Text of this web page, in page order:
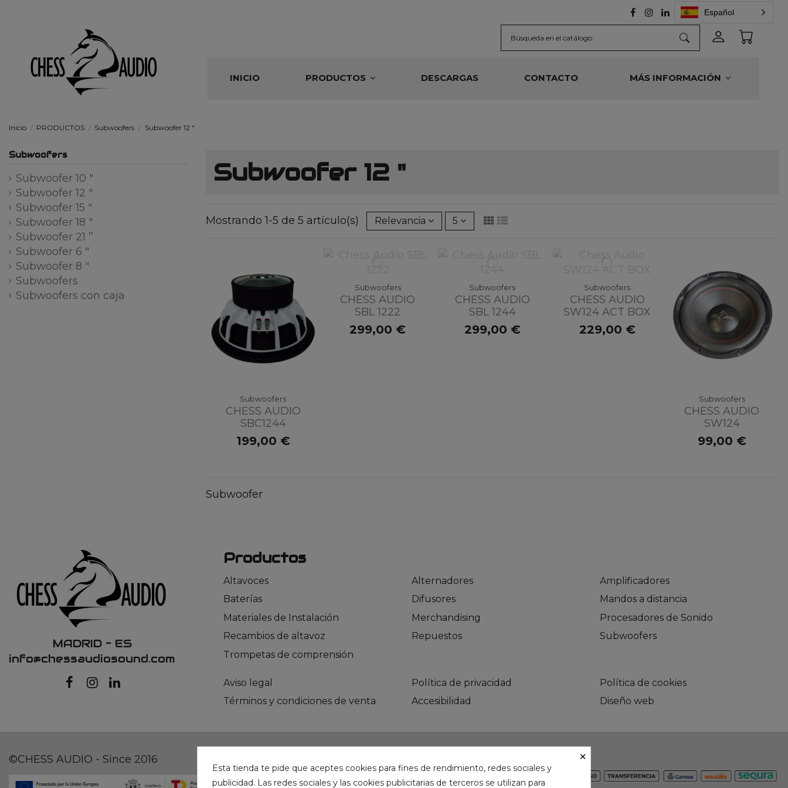
Español
INICIO PRODUCTOS DESCARGAS CONTACTO MÁS INFORMACIÓN
Inicio PRODUCTOS Subwoofers Subwoofer 12 "
Subwoofer 12 "
Mostrando 1-5 de 5 artículo(s) Relevancia 5
Subwoofers
CHESS AUDIO
SBC1244
199,00 €
Subwoofers
CHESS AUDIO
SBL 1222
299,00 €
Subwoofers
CHESS AUDIO
SBL 1244
299,00 €
Subwoofers
CHESS AUDIO
SW124 ACT BOX
229,00 €
Subwoofers
CHESS AUDIO
SW124
99,00 €
Subwoofer
Subwoofers
Subwoofer 10 "
Subwoofer 12 "
Subwoofer 15 "
Subwoofer 18 "
Subwoofer 21 ʼʼ
Subwoofer 6 "
Subwoofer 8 "
Subwoofers
Subwoofers con caja
MADRID – ES
info@chessaudiosound.com
Productos
Altavoces Alternadores
Amplificadores
Baterías
Difusores
Mandos a distancia
Materiales de Instalación
Merchandising
Procesadores de Sonido
Recambios de altavoz
Repuestos
Subwoofers
Trompetas de comprensión
Aviso legal Política de privacidad
Política de cookies
Términos y condiciones de venta
Accesibilidad Diseño web
©CHESS AUDIO - Since 2016 ×
Esta tienda te pide que aceptes cookies para fines de rendimiento, redes sociales y
publicidad. Las redes sociales y las cookies publicitarias de terceros se utilizan para